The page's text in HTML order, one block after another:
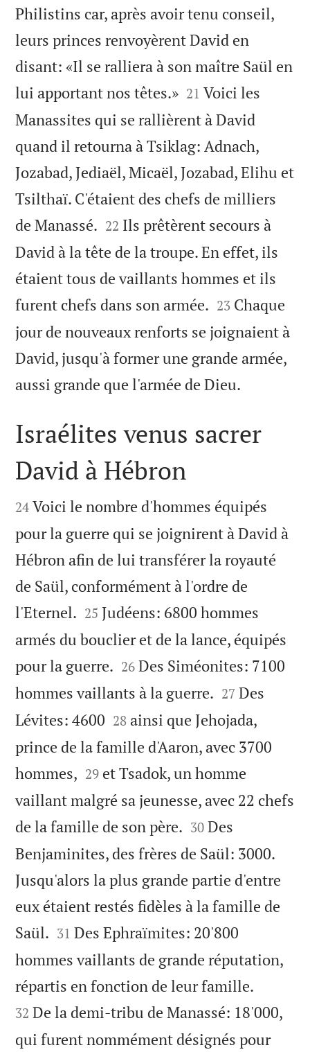
Philistins car, après avoir tenu conseil,
leurs princes renvoyèrent David en
disant: «Il se ralliera à son maître Saül en
lui apportant nos têtes.»
21 Voici les
Manassites qui se rallièrent à David
quand il retourna à Tsiklag: Adnach,
Jozabad, Jediaël, Micaël, Jozabad, Elihu et
Tsilthaï. C'étaient des chefs de milliers
de Manassé. 

22 Ils prêtèrent secours à
David à la tête de la troupe. En effet, ils
étaient tous de vaillants hommes et ils
furent chefs dans son armée. 

23 Chaque
jour de nouveaux renforts se joignaient à
David, jusqu'à former une grande armée,
aussi grande que l'armée de Dieu.

Israélites venus sacrer
David à Hébron

24 Voici le nombre d'hommes équipés
pour la guerre qui se joignirent à David à
Hébron afin de lui transférer la royauté
de Saül, conformément à l'ordre de
l'Eternel. 

25 Judéens: 6800 hommes
armés du bouclier et de la lance, équipés
pour la guerre. 

26 Des Siméonites: 7100
hommes vaillants à la guerre. 

27 Des
Lévites: 4600 

28 ainsi que Jehojada,
prince de la famille d'Aaron, avec 3700
hommes, 

29 et Tsadok, un homme
vaillant malgré sa jeunesse, avec 22 chefs
de la famille de son père. 

30 Des
Benjaminites, des frères de Saül: 3000.
Jusqu'alors la plus grande partie d'entre
eux étaient restés fidèles à la famille de
Saül. 

31 Des Ephraïmites: 20'800
hommes vaillants de grande réputation,
répartis en fonction de leur famille.
32 De la demi-tribu de Manassé: 18'000,
qui furent nommément désignés pour